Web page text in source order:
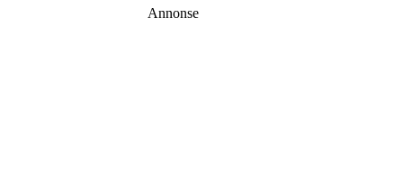
Annonse